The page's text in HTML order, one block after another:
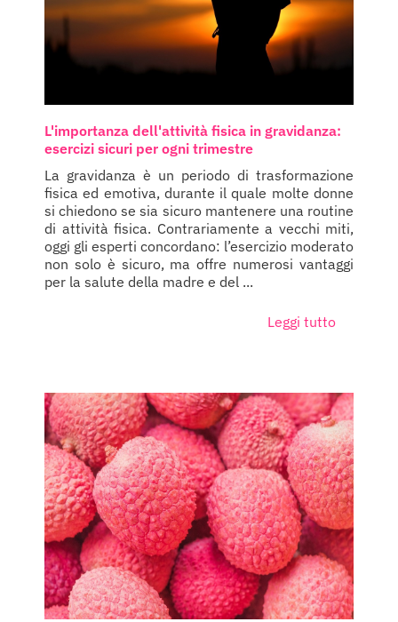
L'importanza dell'attività fisica in gravidanza:
esercizi sicuri per ogni trimestre
La gravidanza è un periodo di trasformazione
fisica ed emotiva, durante il quale molte donne
si chiedono se sia sicuro mantenere una routine
di attività fisica. Contrariamente a vecchi miti,
oggi gli esperti concordano: l’esercizio moderato
non solo è sicuro, ma offre numerosi vantaggi
per la salute della madre e del ...
Leggi tutto